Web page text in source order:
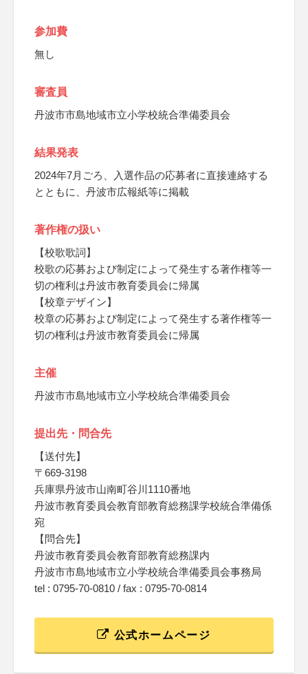
参加費
無し
審査員
丹波市市島地域市立小学校統合準備委員会
結果発表
2024年7月ごろ、入選作品の応募者に直接連絡する
とともに、丹波市広報紙等に掲載
著作権の扱い
【校歌歌詞】
校歌の応募および制定によって発生する著作権等一
切の権利は丹波市教育委員会に帰属
【校章デザイン】
校章の応募および制定によって発生する著作権等一
切の権利は丹波市教育委員会に帰属
主催
丹波市市島地域市立小学校統合準備委員会
提出先・問合先
【送付先】
〒669-3198
兵庫県丹波市山南町谷川1110番地
丹波市教育委員会教育部教育総務課学校統合準備係
宛
【問合先】
丹波市教育委員会教育部教育総務課内
丹波市市島地域市立小学校統合準備委員会事務局
tel : 0795-70-0810 / fax : 0795-70-0814
公式ホームページ